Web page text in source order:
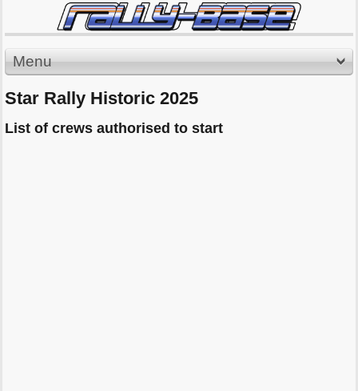
Menu
Star Rally Historic 2025
List of crews authorised to start